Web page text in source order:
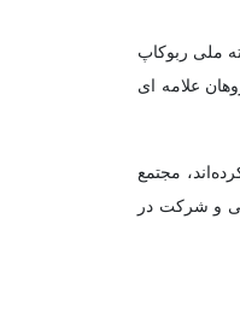
تهران برگزارشد. کمیته ملی ربوکاپ
علامه ای
مجتمع
و شرکت در